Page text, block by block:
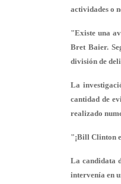
actividades o
"Existe una
Bret Baier.
división de
La
cantidad de
realizado
"¡Bill Clinton
La candidata
intervenía en